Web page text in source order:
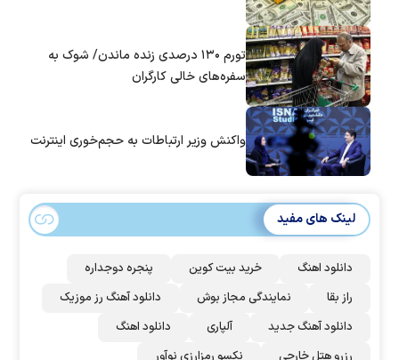
تورم ۱۳۰ درصدی زنده ماندن/ شوک به
سفره‌های خالی کارگران
واکنش وزیر ارتباطات به حجم‌خوری اینترنت
لینک های مفید
دانلود اهنگ خرید بیت کوین
پنجره دوجداره
راز بقا
نمایندگی مجاز بوش
دانلود آهنگ رز‌ موزیک
دانلود آهنگ جدید
آلپاری
دانلود اهنگ
رزرو هتل خارجی
نکسو رمزارزی نوآور